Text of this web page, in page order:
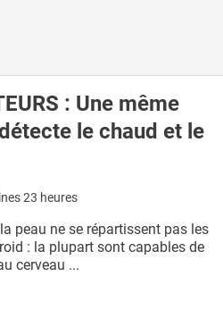
: Une même
le chaud et le
23 heures
peau ne se répartissent pas les
: la plupart sont capables de
cerveau ...